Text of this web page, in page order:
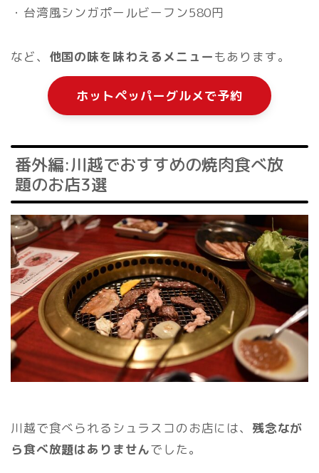
・台湾風シンガポールビーフン580円
など、 他国の味を味わえるメニューもあります。
ホットペッパーグルメで予約
番外編:川越でおすすめの焼肉食べ放
題のお店3選
川越で食べられるシュラスコのお店には、 残念なが
ら食べ放題はありませんでした。